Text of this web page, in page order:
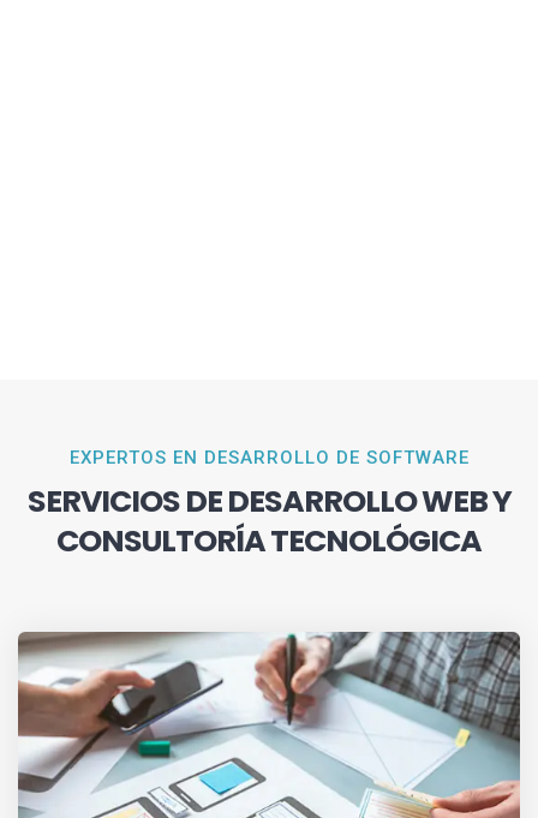
EXPERTOS EN DESARROLLO DE SOFTWARE
SERVICIOS DE DESARROLLO WEB Y
CONSULTORÍA TECNOLÓGICA